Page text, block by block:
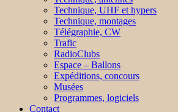
Technique, UHF et hypers
Technique, montages
Télégraphie, CW
Trafic
RadioClubs
Espace – Ballons
Expéditions, concours
Musées
Programmes, logiciels
Contact